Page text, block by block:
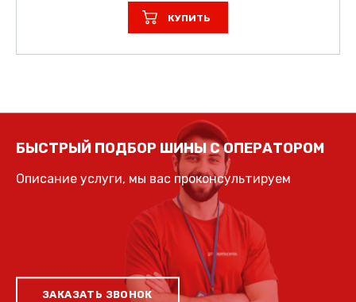
КУПИТЬ
БЫСТРЫЙ ПОДБОР ШИНЫ С ОПЕРАТОРОМ
Описание услуги, мы вас проконсультируем
ЗАКАЗАТЬ ЗВОНОК